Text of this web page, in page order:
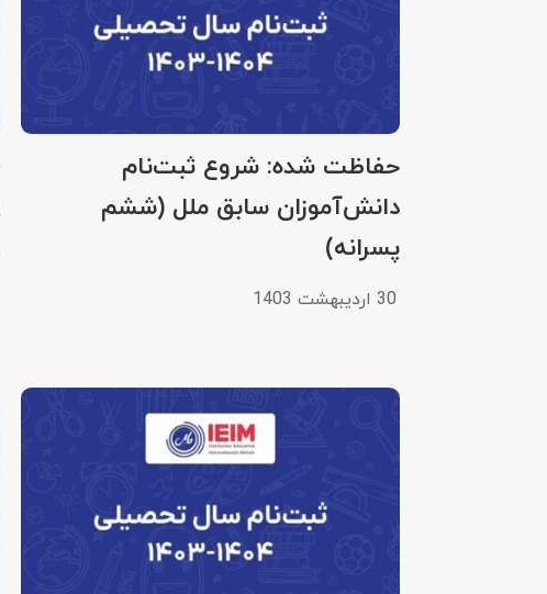
حفاظت شده: شروع ثبت‌نام
دانش‌آموزان سابق ملل (ششم
پسرانه)
30 اردیبهشت 1403